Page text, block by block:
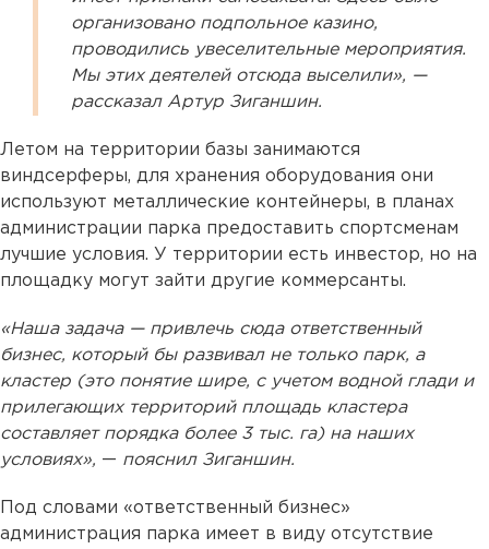
организовано подпольное казино,
проводились увеселительные мероприятия.
Мы этих деятелей отсюда выселили», —
рассказал Артур Зиганшин.
Летом на территории базы занимаются
виндсерферы, для хранения оборудования они
используют металлические контейнеры, в планах
администрации парка предоставить спортсменам
лучшие условия. У территории есть инвестор, но на
площадку могут зайти другие коммерсанты.
«Наша задача — привлечь сюда ответственный
бизнес, который бы развивал не только парк, а
кластер (это понятие шире, с учетом водной глади и
прилегающих территорий площадь кластера
составляет порядка более 3 тыс. га) на наших
условиях», — пояснил Зиганшин.
Под словами «ответственный бизнес»
администрация парка имеет в виду отсутствие